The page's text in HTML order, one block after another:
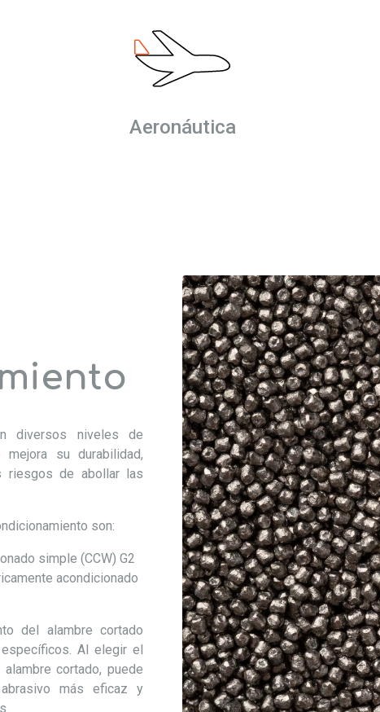
Aeronáutica
diversos niveles de
mejora su durabilidad,
riesgos de abollar las
son:
simple (CCW) G2
acondicionado
del alambre cortado
Al elegir el
cortado, puede
más eficaz y